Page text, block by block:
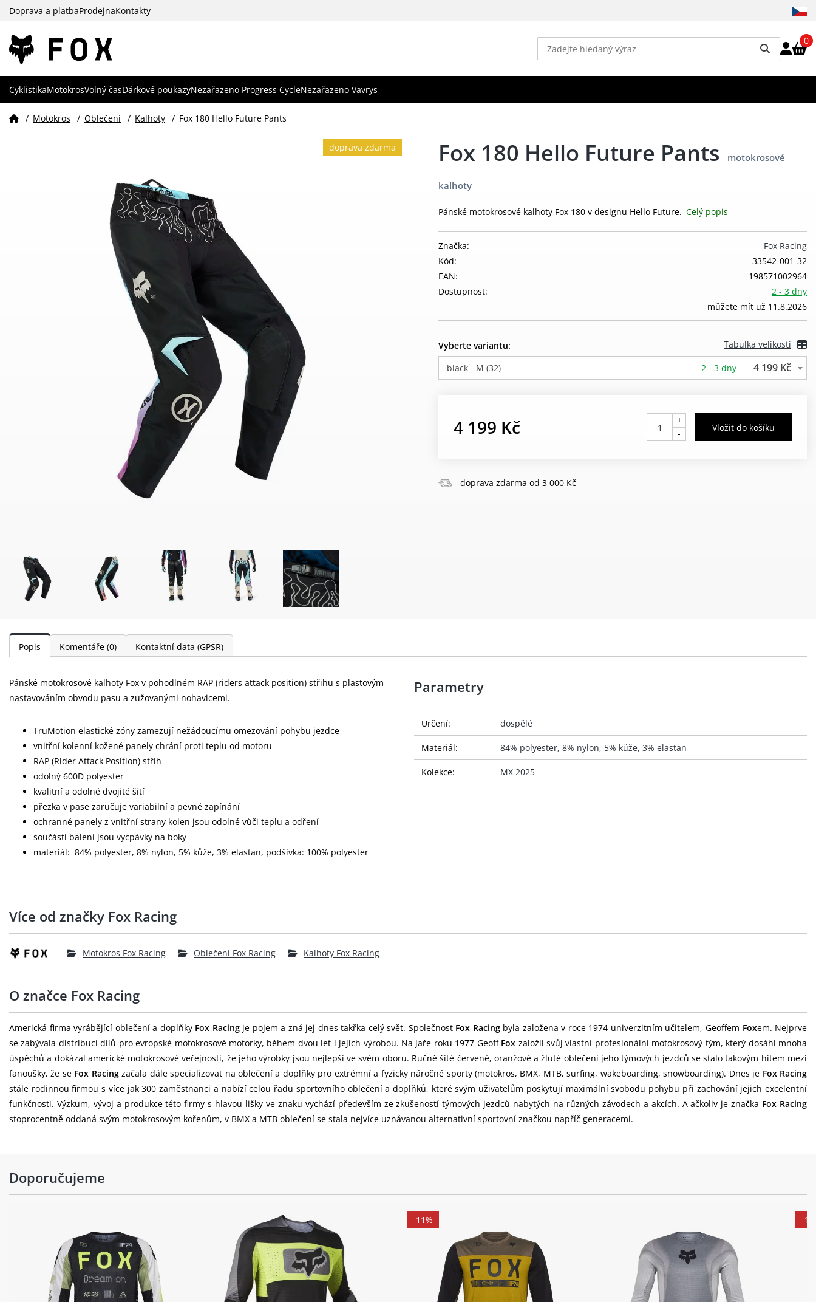
Doprava a platbaProdejnaKontakty
0
CyklistikaMotokrosVolný časDárkové poukazyNezařazeno Progress CycleNezařazeno Vavrys
/ Motokros / Oblečení / Kalhoty / Fox 180 Hello Future Pants
doprava zdarma Fox 180 Hello Future Pants motokrosové
kalhoty
Pánské motokrosové kalhoty Fox 180 v designu Hello Future. Celý popis
Fox Racing
Značka:
33542-001-32
Kód:
198571002964
EAN:
2 - 3 dny
můžete mít už 11.8.2026
Dostupnost:
Vyberte variantu: Tabulka velikostí
black - M (32) 2 - 3 dny 4 199 Kč
4 199 Kč
+
-
doprava zdarma od 3 000 Kč
Popis Komentáře (0) Kontaktní data (GPSR)
Pánské motokrosové kalhoty Fox v pohodlném RAP (riders attack position) střihu s plastovým
nastavováním obvodu pasu a zužovanými nohavicemi.
TruMotion elastické zóny zamezují nežádoucímu omezování pohybu jezdce
vnitřní kolenní kožené panely chrání proti teplu od motoru
RAP (Rider Attack Position) střih
odolný 600D polyester
kvalitní a odolné dvojité šití
přezka v pase zaručuje variabilní a pevné zapínání
ochranné panely z vnitřní strany kolen jsou odolné vůči teplu a odření
součástí balení jsou vycpávky na boky
materiál: 84% polyester, 8% nylon, 5% kůže, 3% elastan, podšívka: 100% polyester
Parametry
Určení: dospělé
Materiál: 84% polyester, 8% nylon, 5% kůže, 3% elastan
Kolekce: MX 2025
Více od značky Fox Racing
Motokros Fox Racing Oblečení Fox Racing Kalhoty Fox Racing
O značce Fox Racing
Americká firma vyrábějící oblečení a doplňky Fox Racingje pojem a zná jej dnes takřka celý svět. Společnost Fox Racingbyla založena v roce 1974 univerzitním učitelem, Geoffem Foxem. Nejprve
se zabývala distribucí dílů pro evropské motokrosové motorky, během dvou let i jejich výrobou. Na jaře roku 1977 Geoff Fox založil svůj vlastní profesionální motokrosový tým, který dosáhl mnoha
úspěchů a dokázal americké motokrosové veřejnosti, že jeho výrobky jsou nejlepší ve svém oboru. Ručně šité červené, oranžové a žluté oblečení jeho týmových jezdců se stalo takovým hitem mezi
fanoušky, že se Fox Racingzačala dále specializovat na oblečení a doplňky pro extrémní a fyzicky náročné sporty (motokros, BMX, MTB, surfing, wakeboarding, snowboarding). Dnes je Fox Racing
stále rodinnou firmou s více jak 300 zaměstnanci a nabízí celou řadu sportovního oblečení a doplňků, které svým uživatelům poskytují maximální svobodu pohybu při zachování jejich excelentní
funkčnosti. Výzkum, vývoj a produkce této firmy s hlavou lišky ve znaku vychází především ze zkušeností týmových jezdců nabytých na různých závodech a akcích. A ačkoliv je značka Fox Racing
stoprocentně oddaná svým motokrosovým kořenům, v BMX a MTB oblečení se stala nejvíce uznávanou alternativní sportovní značkou napříč generacemi.
Doporučujeme
-11% -